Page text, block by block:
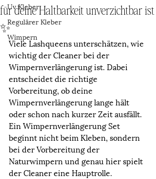
Uv Kleber
Regulärer Kleber
Wimpern
für deine Haltbarkeit unverzichtbar ist
✨
Viele Lashqueens unterschätzen, wie
wichtig der Cleaner bei der
Wimpernverlängerung ist. Dabei
entscheidet die richtige
Vorbereitung, ob deine
Wimpernverlängerung lange hält
oder schon nach kurzer Zeit ausfällt.
Ein Wimpernverlängerung Set
beginnt nicht beim Kleben, sondern
bei der Vorbereitung der
Naturwimpern und genau hier spielt
der Cleaner eine Hauptrolle.